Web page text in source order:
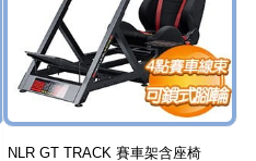
NLR GT TRACK 賽車架含座椅